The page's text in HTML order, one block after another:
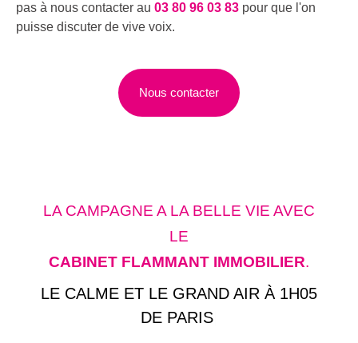
pas à nous contacter au 03 80 96 03 83 pour que l'on
puisse discuter de vive voix.
Nous contacter
LA CAMPAGNE A LA BELLE VIE AVEC
LE
CABINET FLAMMANT IMMOBILIER.
LE|